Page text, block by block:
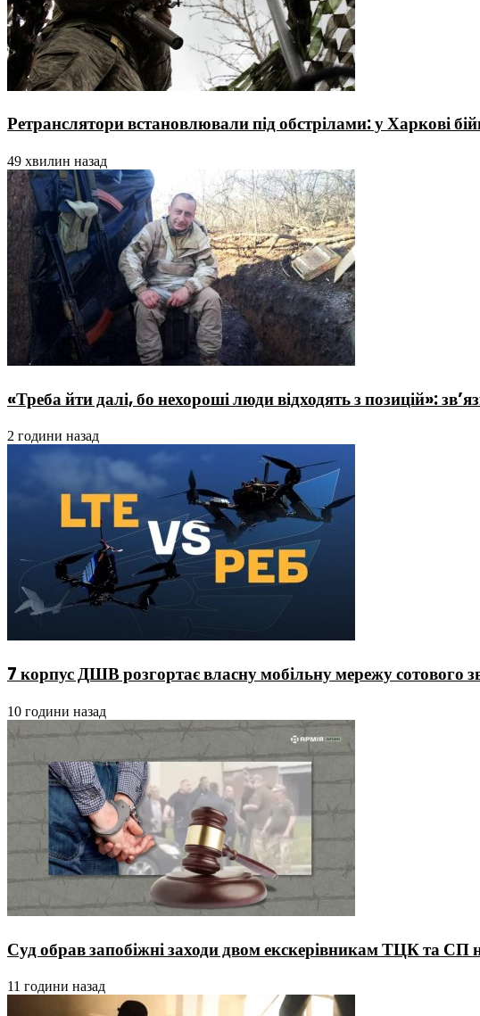
Ретранслятори встановлювали під обстрілами: у Харкові
49 хвилин назад
«Треба йти далі, бо нехороші люди відходять з позицій»:
2 години назад
7 корпус ДШВ розгортає власну мобільну мережу сотового
10 години назад
Суд обрав запобіжні заходи двом екскерівникам ТЦК та СП
11 години назад